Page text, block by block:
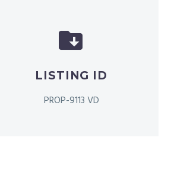


LISTING ID
PROP-9113 VD